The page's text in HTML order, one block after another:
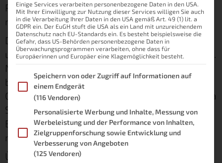
Personen, die der ThematikAmazon Echo*
recht ratlos gegenüber stehen.
Dieser Beitrag widmet sich nun dieser Frage
und soll für Einsteiger Licht ins Dunkle bringen.
Nach diesem Beitrag ist definitiv jeder dazu
bereit, in einem Satz Alexa Skills zu erklären.
Garantiert! Außerdem erfährst du, wie du Alexa
Skills installieren kannst. Am Ende des
Beitrags erwarten dich zudem coole Skills, die
mir in meinem Alltag weiterhelfen.
Übrigens: Solltest du einmal nicht deinen
Einige Services verarbeiten personenbezogene Daten in den USA.
Mit Ihrer Einwilligung zur Nutzung dieser Services willigen Sie auch
in die Verarbeitung Ihrer Daten in den USA gemäß Art. 49 (1) lit. a
GDPR ein. Der EuGH stuft die USA als ein Land mit unzureichendem
Datenschutz nach EU-Standards ein. Es besteht beispielsweise die
Gefahr, dass US-Behörden personenbezogene Daten in
Überwachungsprogrammen verarbeiten, ohne dass für
Europäerinnen und Europäer eine Klagemöglichkeit besteht.
Im Folgenden finden Sie eine Liste der Zwecke des IAB
Speichern von oder Zugriff auf Informationen auf
einem Endgerät
(116 Vendoren)
Personalisierte Werbung und Inhalte, Messung von
Werbeleistung und der Performance von Inhalten,
Zielgruppenforschung sowie Entwicklung und
Verbesserung von Angeboten
(125 Vendoren)